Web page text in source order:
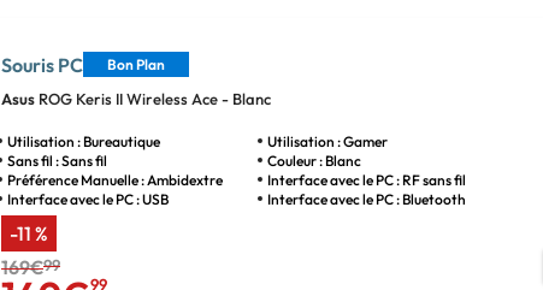
Souris PC Bon Plan
Asus ROG Keris II Wireless Ace - Blanc
Utilisation : Bureautique
Utilisation : Gamer
Sans fil : Sans fil
Couleur : Blanc
Préférence Manuelle : Ambidextre
Interface avec le PC : RF sans fil
Interface avec le PC : USB
Interface avec le PC : Bluetooth
-11 %
169€99
99